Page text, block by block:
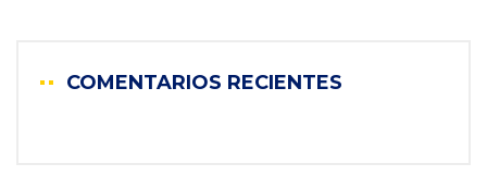
COMENTARIOS RECIENTES